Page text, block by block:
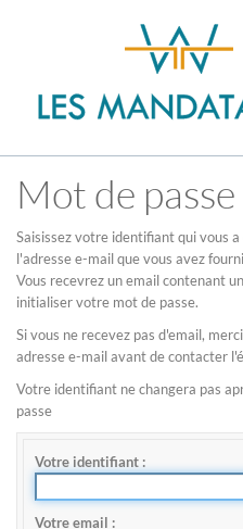
Mot de
Saisissez votre identifiant qui vous
l'adresse e-mail que vous avez
Vous recevrez un email contenant
initialiser votre mot de passe.
Si vous ne recevez pas d'email,
adresse e-mail avant de contacter
Votre identifiant ne changera pas
passe
Votre identifiant
Votre email